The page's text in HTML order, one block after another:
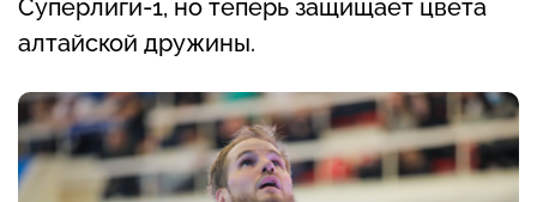
Суперлиги-1, но теперь защищает цвета
алтайской дружины.